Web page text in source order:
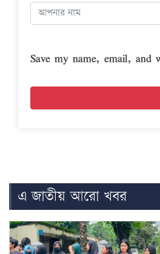
Save my name, email, and
এ জাতীয় আরো খবর